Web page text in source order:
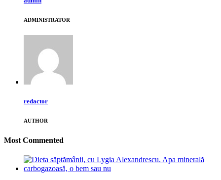
ADMINISTRATOR
redactor
AUTHOR
Most Commented